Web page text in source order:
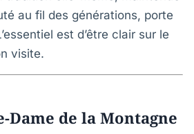
au fil des générations, porte
est d’être clair sur le
visite.
Dame de la Montagne